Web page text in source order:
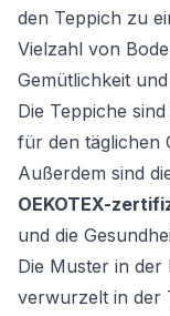
den Teppich zu
Vielzahl von
Gemütlichkeit
Die Teppiche sind
für den täglichen
Außerdem sind
OEKOTEX-
und die
Die Muster in der
verwurzelt in der